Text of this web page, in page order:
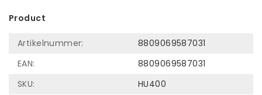
Product
Artikelnummer:
8809069587031
EAN:
8809069587031
SKU:
HU400